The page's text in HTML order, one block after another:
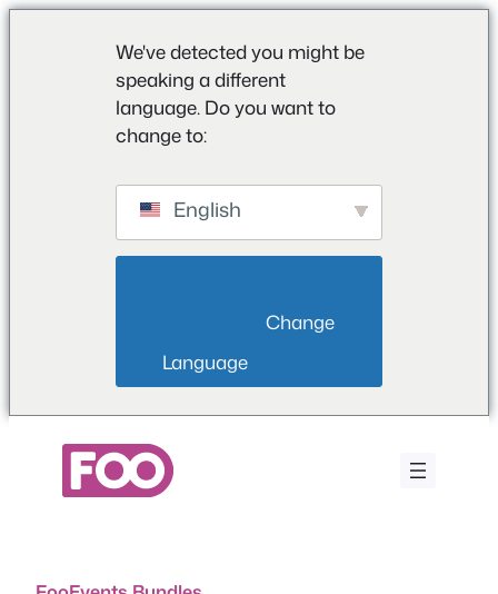
We've detected you might be
speaking a different
language. Do you want to
change to:
English
Language
contenuto